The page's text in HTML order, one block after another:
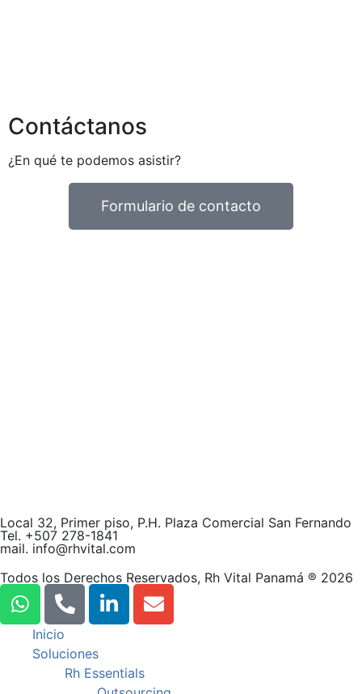
Contáctanos
¿En qué te podemos asistir?
Formulario de contacto
Local 32, Primer piso, P.H. Plaza Comercial San Fernando
Tel. +507 278-1841
mail. info@rhvital.com
Todos los Derechos Reservados, Rh Vital Panamá ® 2026
Inicio
Soluciones
Rh Essentials